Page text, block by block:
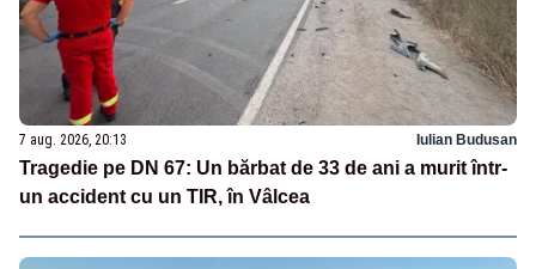
7 aug. 2026, 20:13 Iulian Budusan
Tragedie pe DN 67: Un bărbat de 33 de ani a murit într-
un accident cu un TIR, în Vâlcea